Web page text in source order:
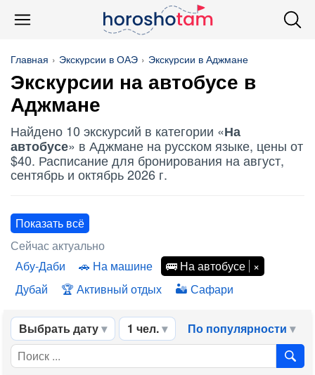
Главная Экскурсии в ОАЭ Экскурсии в Аджмане
Экскурсии на автобусе в
Аджмане
Найдено 10 экскурсий в категории «На
автобусе» в Аджмане на русском языке, цены от
$40. Расписание для бронирования на август,
сентябрь и октябрь 2026 г.
Показать всё
Сейчас актуально
Абу-Даби
На машине
На автобусе
Дубай
Активный отдых Сафари
Выбрать дату 1 чел. По популярности